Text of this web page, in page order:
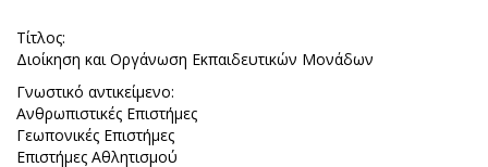
Τίτλος:
Διοίκηση και Οργάνωση Εκπαιδευτικών Μονάδων
Γνωστικό αντικείμενο:
Ανθρωπιστικές Επιστήμες
Γεωπονικές Επιστήμες
Επιστήμες Αθλητισμού